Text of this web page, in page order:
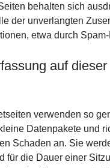
behalten sich
der unverlangten
etwa durch
auf
verwenden so
Datenpakete und
Schaden an. Sie
für die Dauer einer